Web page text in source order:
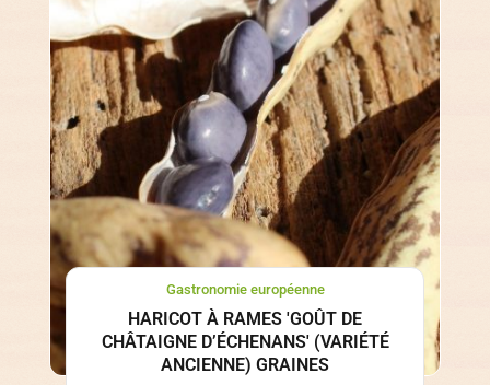
Gastronomie européenne
HARICOT À RAMES 'GOÛT DE
CHÂTAIGNE D’ÉCHENANS' (VARIÉTÉ
ANCIENNE) GRAINES